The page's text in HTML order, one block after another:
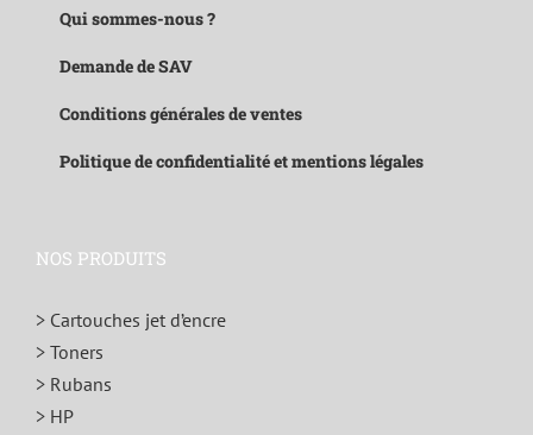
Qui sommes-nous ?
Demande de SAV
Conditions générales de ventes
Politique de confidentialité et mentions légales
NOS PRODUITS
> Cartouches jet d’encre
> Toners
> Rubans
> HP